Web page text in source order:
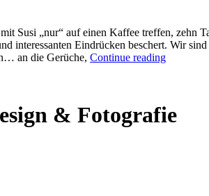
Susi „nur“ auf einen Kaffee treffen, zehn
interessanten Eindrücken beschert. Wir
an die Gerüche, Continue reading
& Fotografie